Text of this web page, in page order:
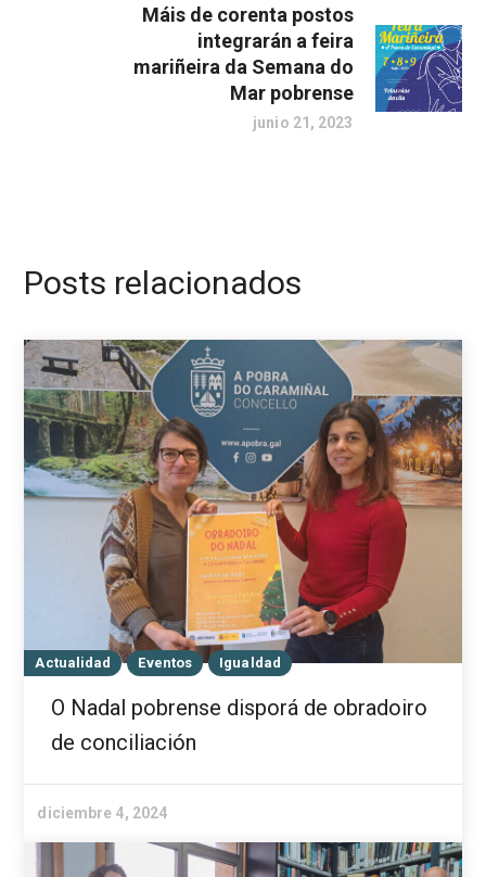
Máis de corenta postos
integrarán a feira
mariñeira da Semana do
Mar pobrense
junio 21, 2023
Posts relacionados
Actualidad Eventos Igualdad
O Nadal pobrense disporá de obradoiro
de conciliación
diciembre 4, 2024